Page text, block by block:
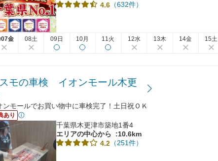
4.6 （632件）
07金 08土 09日 10月 11火 12水 13木 14金 15土
モの車検 イオンモール木更
ンモールでお買い物中に車検完了！土日祝ＯＫ
あり
千葉県木更津市築地1番4
エリアの中心から
:10.6km
4.2 （251件）